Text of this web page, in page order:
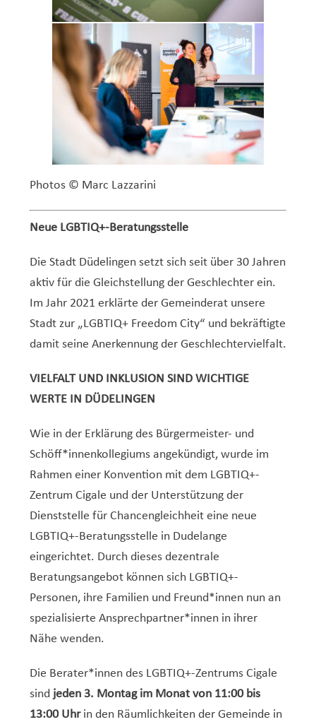
Photos © Marc Lazzarini
Neue LGBTIQ+-Beratungsstelle
Die Stadt Düdelingen setzt sich seit über 30 Jahren
aktiv für die Gleichstellung der Geschlechter ein.
Im Jahr 2021 erklärte der Gemeinderat unsere
Stadt zur „LGBTIQ+ Freedom City“ und bekräftigte
damit seine Anerkennung der Geschlechtervielfalt.
VIELFALT UND INKLUSION SIND WICHTIGE
WERTE IN DÜDELINGEN
Wie in der Erklärung des Bürgermeister- und
Schöff*innenkollegiums angekündigt, wurde im
Rahmen einer Konvention mit dem LGBTIQ+-
Zentrum Cigale und der Unterstützung der
Dienststelle für Chancengleichheit eine neue
LGBTIQ+-Beratungsstelle in Dudelange
eingerichtet. Durch dieses dezentrale
Beratungsangebot können sich LGBTIQ+-
Personen, ihre Familien und Freund*innen nun an
spezialisierte Ansprechpartner*innen in ihrer
Nähe wenden.
Die Berater*innen des LGBTIQ+-Zentrums Cigale
sind jeden 3. Montag im Monat von 11:00 bis
13:00 Uhrin den Räumlichkeiten der Gemeinde in